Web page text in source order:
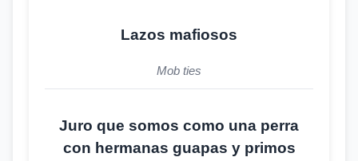
Lazos mafiosos
Mob ties
Juro que somos como una perra
con hermanas guapas y primos